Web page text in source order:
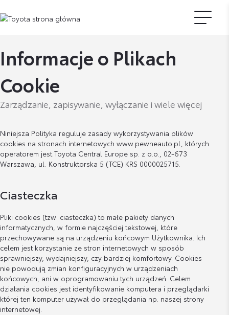
Informacje o Plikach
Cookie
Zarządzanie, zapisywanie, wyłączanie i wiele więcej
Niniejsza Polityka reguluje zasady wykorzystywania plików
cookies na stronach internetowych www.pewneauto.pl, których
operatorem jest Toyota Central Europe sp. z o.o., 02-673
Warszawa, ul. Konstruktorska 5 (TCE) KRS 0000025715.
Ciasteczka
Pliki cookies (tzw. ciasteczka) to małe pakiety danych
informatycznych, w formie najczęściej tekstowej, które
przechowywane są na urządzeniu końcowym Użytkownika. Ich
celem jest korzystanie ze stron internetowych w sposób
sprawniejszy, wydajniejszy, czy bardziej komfortowy. Cookies
nie powodują zmian konfiguracyjnych w urządzeniach
końcowych, ani w oprogramowaniu tych urządzeń. Celem
działania cookies jest identyfikowanie komputera i przeglądarki
której ten komputer używał do przeglądania np. naszej strony
internetowej.